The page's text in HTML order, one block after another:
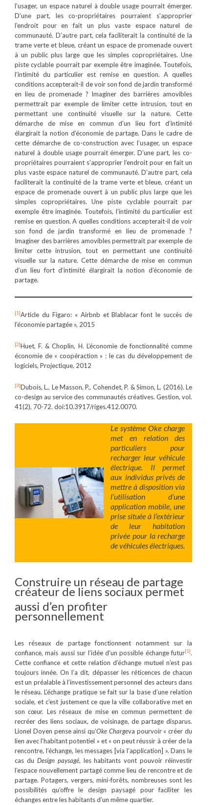
l’usager, un espace naturel à double usage pourrait émerger.
D’une part, les co-propriétaires pourraient s’approprier
l’endroit pour en fait un plus vaste espace naturel de
communauté. D’autre part, cela faciliterait la continuité de la
trame verte et bleue, créant un espace de promenade ouvert
à un public plus large que les simples copropriétaires. Une
piste cyclable pourrait par exemple être imaginée. Toutefois,
l’intimité du particulier est remise en question. A quelles
conditions accepterait-il de voir son fond de jardin transformé
en lieu de promenade ? Imaginer des barrières amovibles
permettrait par exemple de limiter cette intrusion, tout en
permettant une continuité visuelle sur la nature. Cette
démarche de mise en commun d’un lieu fort d’intimité
élargirait la notion d’économie de partage. Dans le cadre de
cette démarche de co-construction avec l’usager, un espace
naturel à double usage pourrait émerger. D’une part, les co-
propriétaires pourraient s’approprier l’endroit pour en fait un
plus vaste espace naturel de communauté. D’autre part, cela
faciliterait la continuité de la trame verte et bleue, créant un
espace de promenade ouvert à un public plus large que les
simples copropriétaires. Une piste cyclable pourrait par
exemple être imaginée. Toutefois, l’intimité du particulier est
remise en question. A quelles conditions accepterait-il de voir
son fond de jardin transformé en lieu de promenade ?
Imaginer des barrières amovibles permettrait par exemple de
limiter cette intrusion, tout en permettant une continuité
visuelle sur la nature. Cette démarche de mise en commun
d’un lieu fort d’intimité élargirait la notion d’économie de
partage.
[1]Article du Figaro: « Airbnb et Blablacar font le succès de
l’économie partagée », 2015
[2]Huet, F. & Choplin, H. L’économie de fonctionnalité comme
économie de « coopéraction » : le cas du développement de
logiciels, Projectique, 2012
[3]Dubois, L., Le Masson, P., Cohendet, P. & Simon, L. (2016). Le
co-design au service des communautés créatives. Gestion, vol.
41(2), 70-72. doi:10.3917/riges.412.0070.
Le système Oke charge
met en relation des
particuliers pour
recharger leur véhicule
électrique. Il permet
aux individus privés de
mettre à disposition via
l’utilisation d’une
application mobile, une
prise située à l’extérieur
de leur habitation
privée pour la recharge
de véhicules électriques.
Construire un réseau de partage
créateur de liens sociaux permet
aussi d’en profiter
personnellement
Les réseaux de partage fonctionnent notamment sur la
confiance, mais aussi sur l’idée d’un possible échange futur[1].
Cette confiance et cette relation d’échange mutuel n’est pas
toujours innée. On l’a dit, dépasser les réticences de chacun
est un préalable à l’investissement personnel des acteurs dans
le réseau. L’échange pratique se fait sur la base d’une relation
sociale, et c’est justement ce que la ville collaborative met en
son cœur. Les réseaux de mise en commun permettent de
recréer des liens sociaux, de voisinage, de partage disparus.
Lionel Doyen pense ainsi qu’Oke Chargeva pourvoir « créer du
lien avec l’habitant potentiel » et « on peut réussir à créer de la
rencontre, l’échange, les messages [via l’application] ». Dans le
cas du Design paysagé, les habitants vont pouvoir réinvestir
l’espace nouvellement partagé comme lieu de rencontre et de
partage. Potagers, vergers, mini-forêts, nombreuses sont les
possibilités qu’offre le design paysagé pour faciliter les
échanges entre les habitants d’un même quartier.